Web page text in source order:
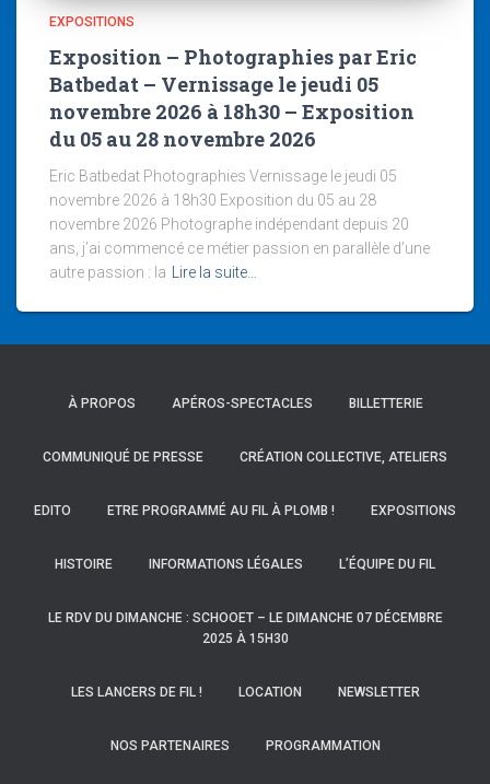
EXPOSITIONS
Exposition – Photographies par Eric
Batbedat – Vernissage le jeudi 05
novembre 2026 à 18h30 – Exposition
du 05 au 28 novembre 2026
Eric Batbedat Photographies Vernissage le jeudi 05
novembre 2026 à 18h30 Exposition du 05 au 28
novembre 2026 Photographe indépendant depuis 20
ans, j’ai commencé ce métier passion en parallèle d’une
autre passion : la
Lire la suite…
À PROPOS APÉROS-SPECTACLES BILLETTERIE
COMMUNIQUÉ DE PRESSE CRÉATION COLLECTIVE, ATELIERS
EDITO ETRE PROGRAMMÉ AU FIL À PLOMB ! EXPOSITIONS
HISTOIRE INFORMATIONS LÉGALES L’ÉQUIPE DU FIL
LE RDV DU DIMANCHE : SCHOOET – LE DIMANCHE 07 DÉCEMBRE
2025 À 15H30
LES LANCERS DE FIL ! LOCATION NEWSLETTER
NOS PARTENAIRES PROGRAMMATION